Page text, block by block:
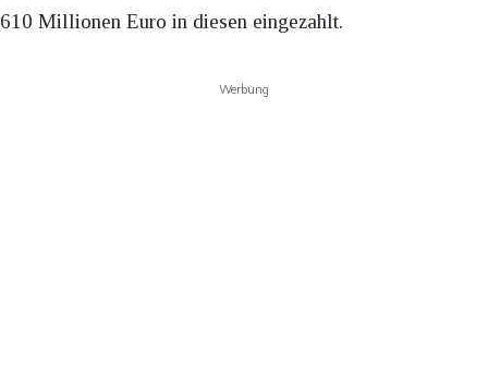
610 Millionen Euro in diesen eingezahlt.
Werbung